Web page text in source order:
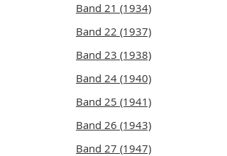
Band 21 (1934)
Band 22 (1937)
Band 23 (1938)
Band 24 (1940)
Band 25 (1941)
Band 26 (1943)
Band 27 (1947)